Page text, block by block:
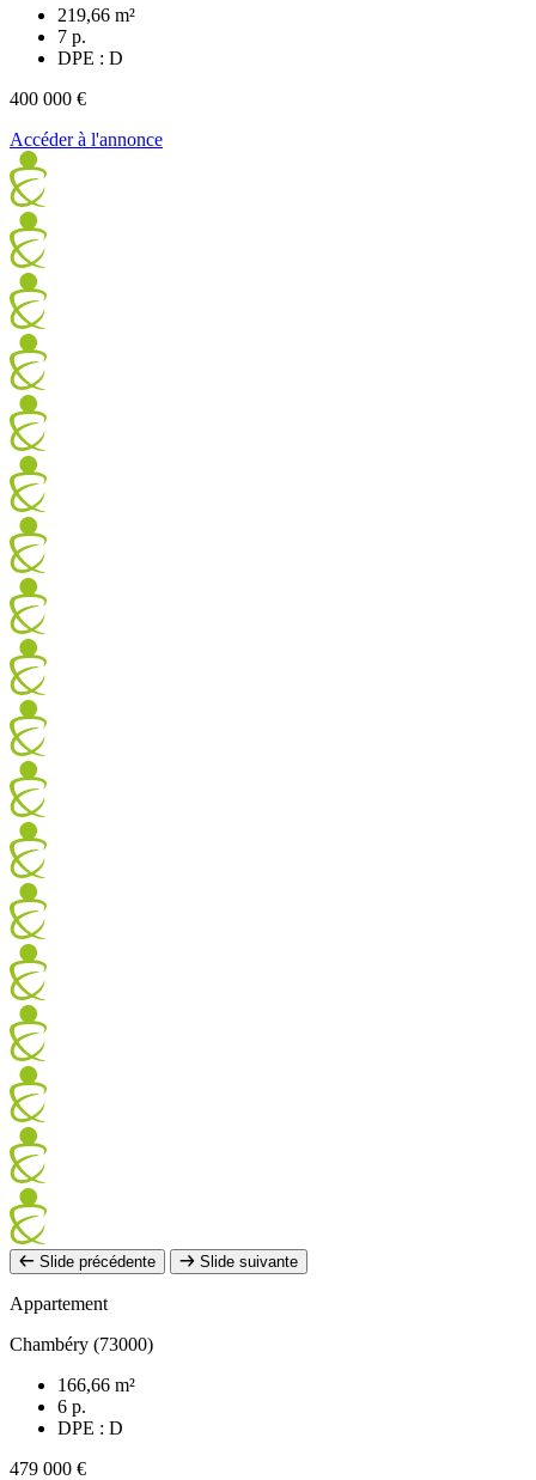
219,66 m²
7 p.
DPE : D
400 000 €
Accéder à l'annonce
Slide précédente Slide suivante
Appartement
Chambéry (73000)
166,66 m²
6 p.
DPE : D
479 000 €